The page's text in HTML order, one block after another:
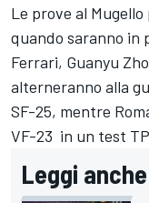
Le prove al
quando saranno in
Ferrari, Guanyu
alterneranno alla
SF-25, mentre
VF-23 in un test
Leggi